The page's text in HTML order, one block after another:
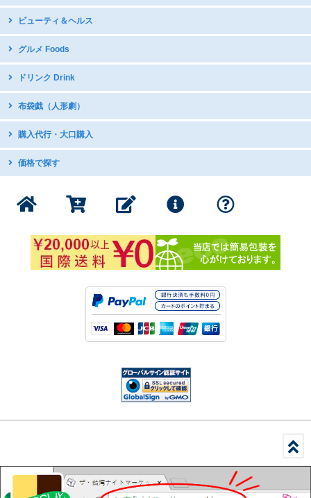
国立故宮博物館公式グッズ
icash2.0 / iPASS
台湾ディスカバリー
台湾オペラDVD
日本アニメDVDで中国語学習
子供向け音楽CD
中国語教材・辞書
写真集
グラビア・写真集
台湾の漫画・イラスト集
ビューティ＆ヘルス
グルメ Foods
中華菓子
台湾産ドライフルーツ
スナック・お菓子
ドリンク Drink
台湾のお茶
インスタントドリンク
台湾産コーヒー
調味料・スープの素
布袋戯（人形劇）
DVDボックス
DVDボックス（クリアランス）
サントラ：動脈音楽+ダピリ
書籍・印刷物
公式グッズ
購入代行・大口購入
購入代行サービス
価格で探す